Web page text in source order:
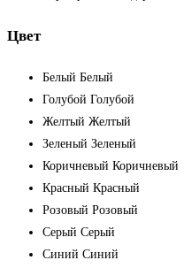
Цвет
Белый Белый
Голубой Голубой
Желтый Желтый
Зеленый Зеленый
Коричневый Коричневый
Красный Красный
Розовый Розовый
Серый Серый
Синий Синий